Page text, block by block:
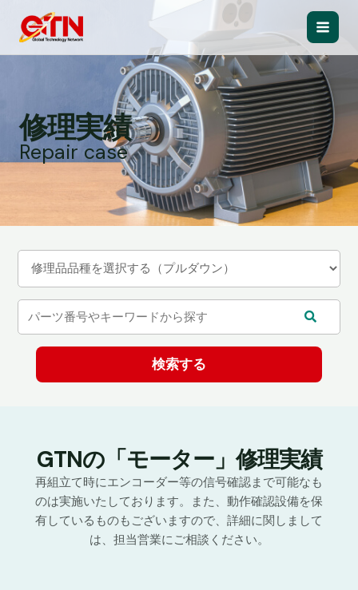
Main
修理実績
Repair case
GTNの「モーター」修理実績
再組立て時にエンコーダー等の信号確認まで可能なも
のは実施いたしております。また、動作確認設備を保
有しているものもございますので、詳細に関しまして
は、担当営業にご相談ください。